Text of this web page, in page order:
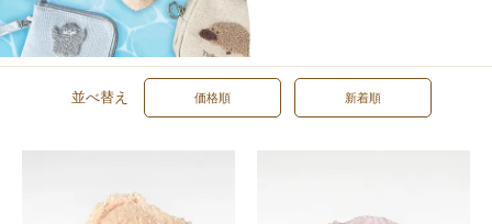
並べ替え 価格順 新着順